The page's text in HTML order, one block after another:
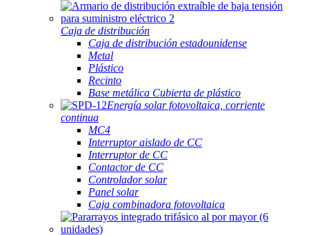
Caja de distribución
Caja de distribución estadounidense
Metal
Plástico
Recinto
Base metálica Cubierta de plástico
Energía solar fotovoltaica, corriente
continua
MC4
Interruptor aislado de CC
Interruptor de CC
Contactor de CC
Controlador solar
Panel solar
Caja combinadora fotovoltaica